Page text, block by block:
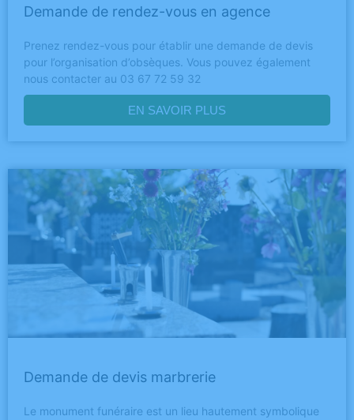
Demande de rendez-vous en agence
Prenez rendez-vous pour établir une demande de devis
pour l’organisation d’obsèques. Vous pouvez également
nous contacter au 03 67 72 59 32
EN SAVOIR PLUS
Demande de devis marbrerie
Le monument funéraire est un lieu hautement symbolique